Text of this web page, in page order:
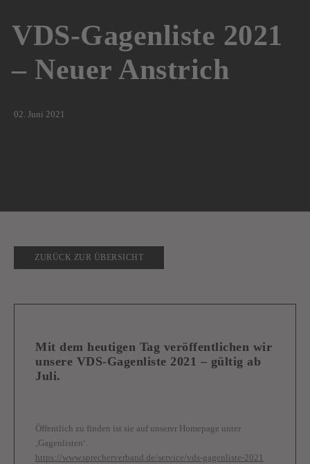
VDS-Gagenliste 2021
– Neuer Anstrich
02. Juni 2021
ZURÜCK ZUR ÜBERSICHT
Mit dem heutigen Tag veröffentlichen wir
unsere VDS-Gagenliste 2021 – gültig ab
Juli.
Öffentlich zu finden ist sie auf unserer Homepage unter
‚Gagenlisten‘.
https://www.sprecherverband.de/service/vds-gagenliste-2021